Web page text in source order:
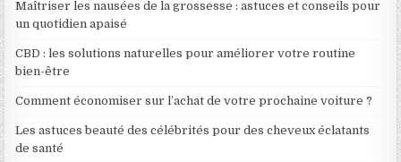
Maîtriser les nausées de la grossesse : astuces et conseils pour
un quotidien apaisé
CBD : les solutions naturelles pour améliorer votre routine
bien-être
Comment économiser sur l’achat de votre prochaine voiture ?
Les astuces beauté des célébrités pour des cheveux éclatants
de santé